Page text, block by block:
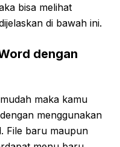
bisa melihat
di bawah ini.
dengan
maka kamu
menggunakan
File baru maupun